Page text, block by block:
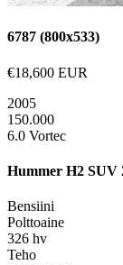
6787 (800x533)
€18,600 EUR
2005
150.000
6.0 Vortec
Hummer H2 SUV
Bensiini
Polttoaine
326 hv
Teho